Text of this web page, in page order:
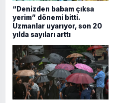
“Denizden babam çıksa
yerim” dönemi bitti.
Uzmanlar uyarıyor, son 20
yılda sayıları arttı